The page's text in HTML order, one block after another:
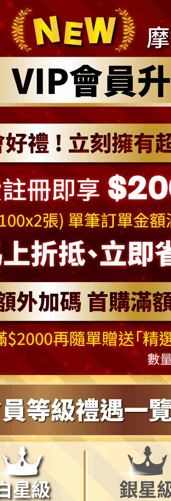
[產品規格與注意事項]
尺寸: 3尺高 聖誕樹 (高約90cm) / 底部直徑約為
商品出貨包括一株台灣製3尺經典粉紅色聖誕樹
(此組商品不含聖誕燈也不含裝飾配件)
* 本商品需自行組裝，出貨時內箱會附上說明書 *
: 建議加購本店所販售之100燈燈串一串或是選
， 其一般高度定義為從底座底部地上一
放置樹頂星或頂部樹藤沒有向上拉直而導致高度
實際某些因素產生些許誤差，誤差值在5~8公分
退換貨浪費來回時間與造成物流費用等資源
請務必確認後方才下單
況或所處地方光線不同產生視覺色差，圖片僅供
務與本公司保留視情況修改替換搭配商品吊飾之